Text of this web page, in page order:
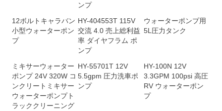
ンプ
12ボルトキャラバン
小型ウォーターポン
プ
HY-404553T 115V
交流 4.0 売上総利益
率 ダイヤフラム ポ
ンプ
ウォーターポンプ用
5L圧力タンク
ミキサーウォーター
ポンプ 24V 320W コ
ンクリートミキサー
ウォーターポンプト
ラッククリーニング
HY-55701T 12V
5.5gpm 圧力洗車ポ
ンプ
HY-100N 12V
3.3GPM 100psi 高圧
RV ウォーターポン
プ